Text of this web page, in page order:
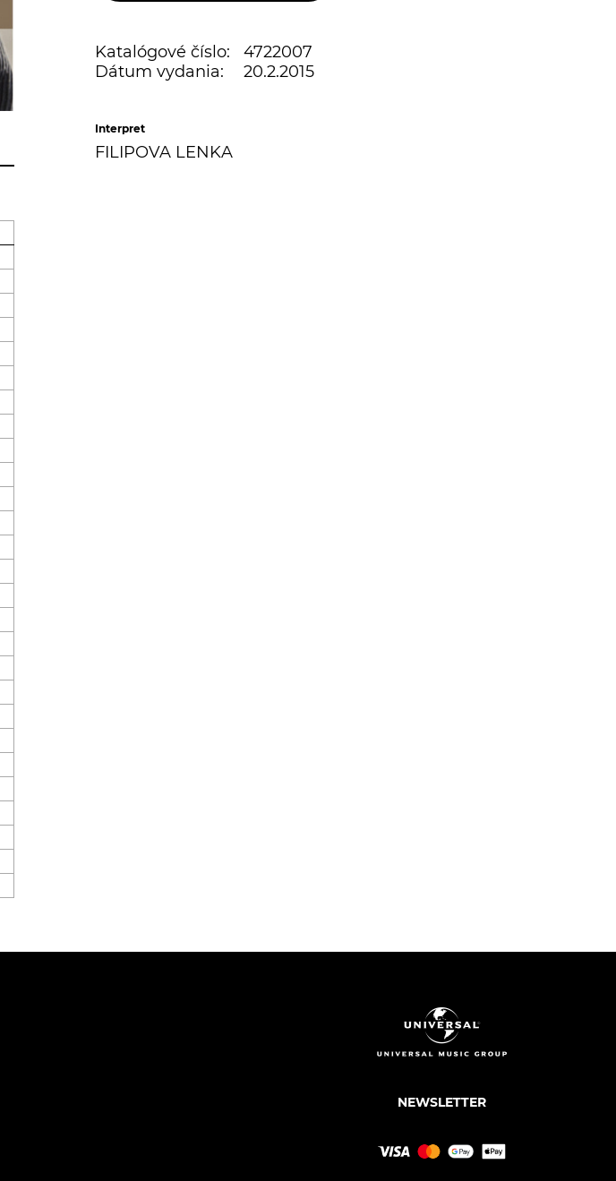
Katalógové číslo:
4722007
Dátum vydania:
20.2.2015
Interpret
FILIPOVA LENKA
NEWSLETTER